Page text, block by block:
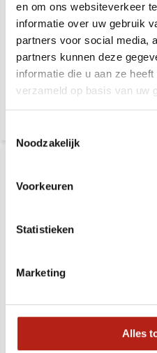
en om ons websiteverkeer
informatie over uw gebruik
partners voor social media,
partners kunnen deze
informatie die u aan ze
verzameld op basis van uw
Noodzakelijk
Voorkeuren
Statistieken
Marketing
Alles
Rubber fitness tegel
Connect Stone - Gratis
verzonden
Levertijd in overleg / Neem
contact met ons op
63,99
Rubber fitness tegel
schuine zijde (voor